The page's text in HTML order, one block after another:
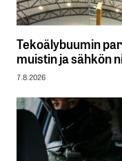
Tekoälybuumin
muistin ja sähkön
7.8.2026